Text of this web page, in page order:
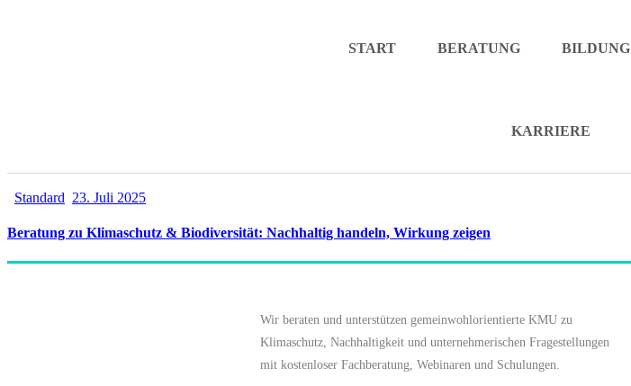
START BERATUNG BILDUNG
KARRIERE
Standard 23. Juli 2025
Beratung zu Klimaschutz & Biodiversität: Nachhaltig handeln, Wirkung zeigen
Wir beraten und unterstützen gemeinwohlorientierte KMU zu
Klimaschutz, Nachhaltigkeit und unternehmerischen Fragestellungen
mit kostenloser Fachberatung, Webinaren und Schulungen.